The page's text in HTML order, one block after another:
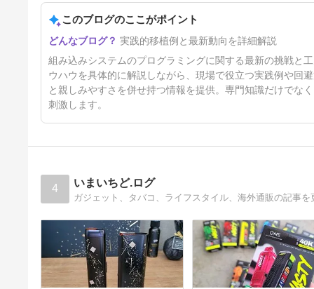
Zephyrに挑戦！ その８
6ヶ月前このブログのここがポイント
実践的移植例と最新動向を詳細解説
組み込みシステムのプログラミングに関する最新の挑戦と
ウハウを具体的に解説しながら、現場で役立つ実践例や回
と親しみやすさを併せ持つ情報を提供。専門知識だけでな
刺激します。
4 いまいちど.ログ
ガジェット、タバコ、ライフスタイル、海外通販の記事